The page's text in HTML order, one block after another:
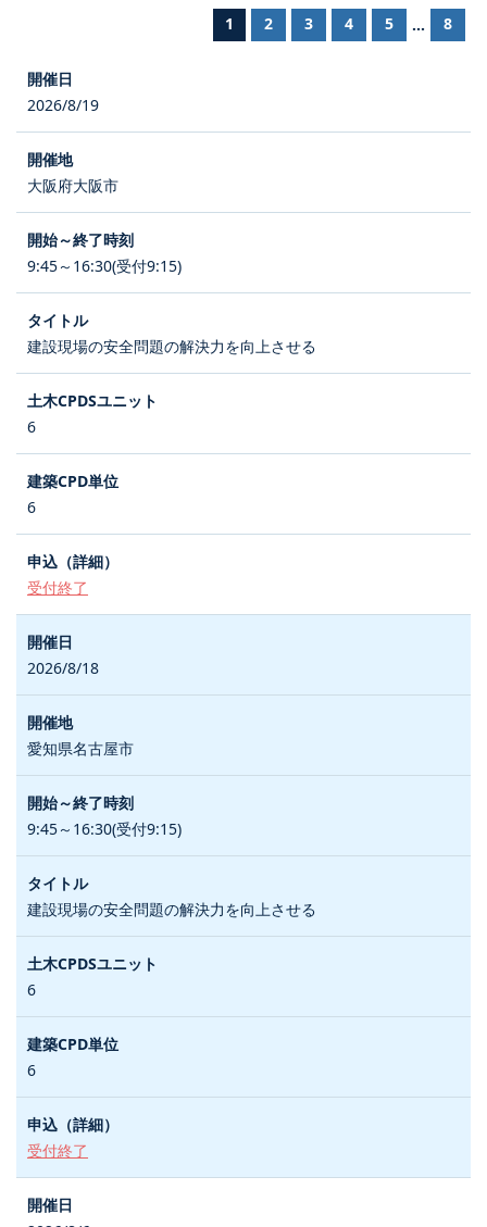
1 2 3 4 5 ... 8
2026/8/19
大阪府大阪市
9:45～16:30(受付9:15)
建設現場の安全問題の解決力を向上させる
6
6
受付終了
2026/8/18
愛知県名古屋市
9:45～16:30(受付9:15)
建設現場の安全問題の解決力を向上させる
6
6
受付終了